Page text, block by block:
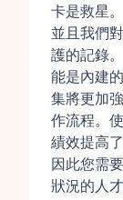
卡是救星
並且我們
護的記錄
能是內建
集將更加
作流程。
績效提高
因此您需
狀況的人